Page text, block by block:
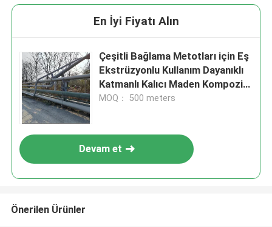
En İyi Fiyatı Alın
Çeşitli Bağlama Metotları için Eş
Ekstrüzyonlu Kullanım Dayanıklı
Katmanlı Kalıcı Maden Kompozit
Borusu
MOQ： 500 meters
Devam et
Önerilen Ürünler